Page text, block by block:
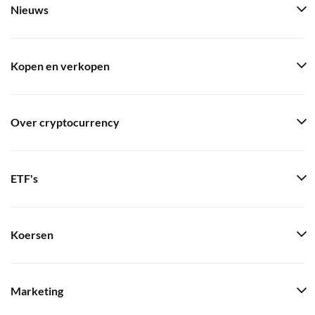
Nieuws
Kopen en verkopen
Over cryptocurrency
ETF's
Koersen
Marketing